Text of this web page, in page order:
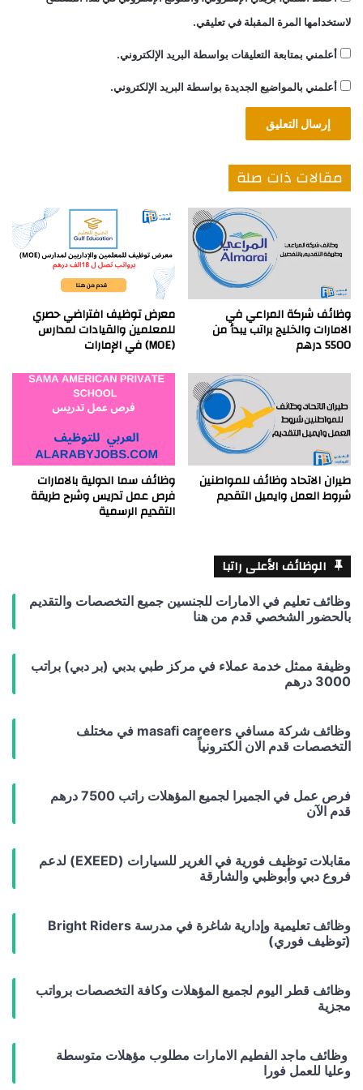
لاستخدامها المرة المقبلة في تعليقي.
أعلمني بمتابعة التعليقات بواسطة البريد الإلكتروني.
أعلمني بالمواضيع الجديدة بواسطة البريد الإلكتروني.
مقالات ذات صلة
وظائف شركة المراعي في
الامارات والخليج براتب يبدأ من
5500 درهم
معرض توظيف افتراضي حصري
للمعلمين والقيادات لمدارس
(MOE) في الإمارات
طيران الاتحاد وظائف للمواطنين
شروط العمل وايميل التقديم
وظائف سما الدولية بالامارات
فرص عمل تدريس وشرح طريقة
التقديم الرسمية
الوظائف الأعلى راتبا
وظائف تعليم في الامارات للجنسين جميع التخصصات والتقديم
بالحضور الشخصي قدم من هنا
وظيفة ممثل خدمة عملاء في مركز طبي بدبي (بر دبي) براتب
3000 درهم
وظائف شركة مسافي masafi careers في مختلف
التخصصات قدم الان الكترونياً
فرص عمل في الجميرا لجميع المؤهلات راتب 7500 درهم
قدم الآن
مقابلات توظيف فورية في الغرير للسيارات (EXEED) لدعم
فروع دبي وأبوظبي والشارقة
وظائف تعليمية وإدارية شاغرة في مدرسة Bright Riders
(توظيف فوري)
وظائف قطر اليوم لجميع المؤهلات وكافة التخصصات برواتب
مجزية
وظائف ماجد الفطيم الامارات مطلوب مؤهلات متوسطة
وعليا للعمل فورا